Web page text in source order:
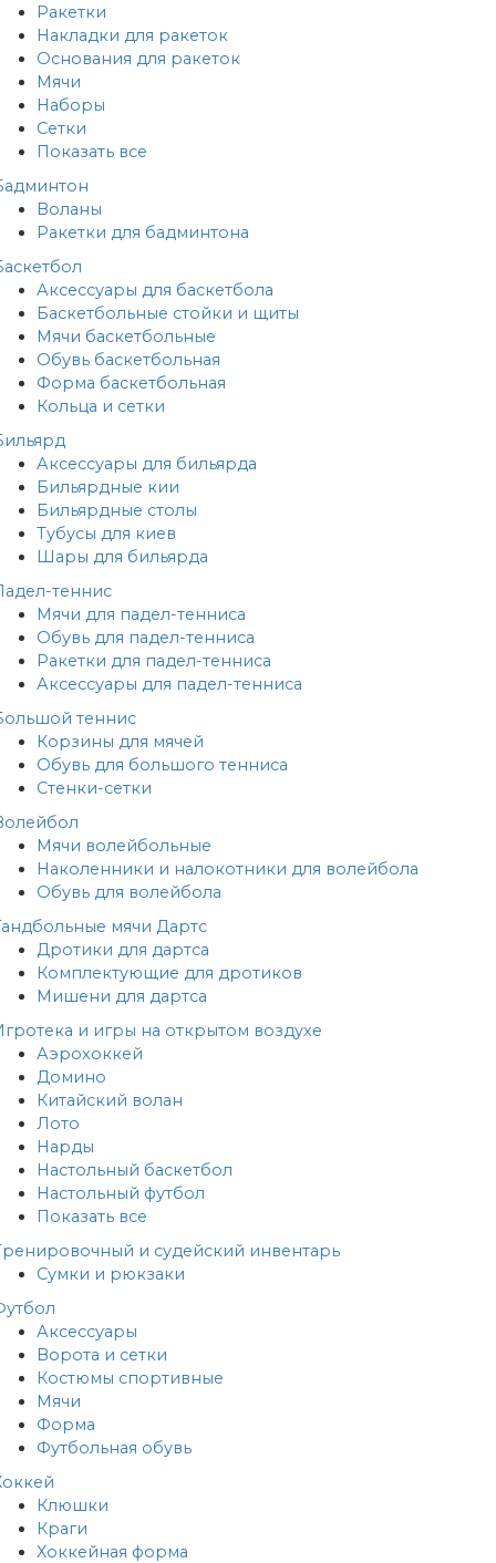
Ракетки
Накладки для ракеток
Основания для ракеток
Мячи
Наборы
Сетки
Показать все
Воланы
Ракетки для бадминтона
Аксессуары для баскетбола
Баскетбольные стойки и щиты
Мячи баскетбольные
Обувь баскетбольная
Форма баскетбольная
Кольца и сетки
Аксессуары для бильярда
Бильярдные кии
Бильярдные столы
Тубусы для киев
Шары для бильярда
теннис
Мячи для падел-тенниса
Обувь для падел-тенниса
Ракетки для падел-тенниса
Аксессуары для падел-тенниса
теннис
Корзины для мячей
Обувь для большого тенниса
Стенки-сетки
Мячи волейбольные
Наколенники и налокотники для волейбола
Обувь для волейбола
мячи Дартс
Дротики для дартса
Комплектующие для дротиков
Мишени для дартса
и игры на открытом воздухе
Аэрохоккей
Домино
Китайский волан
Лото
Нарды
Настольный баскетбол
Настольный футбол
Показать все
и судейский инвентарь
Сумки и рюкзаки
Аксессуары
Ворота и сетки
Костюмы спортивные
Мячи
Форма
Футбольная обувь
Клюшки
Краги
Хоккейная форма